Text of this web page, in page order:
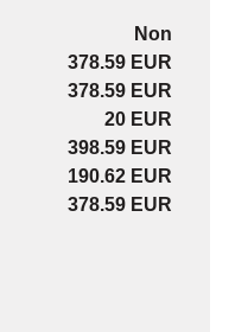
Non
378.59 EUR
378.59 EUR
20 EUR
398.59 EUR
190.62 EUR
378.59 EUR